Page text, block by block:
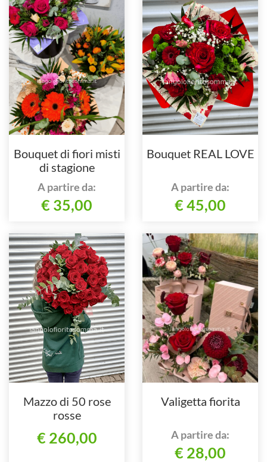
Bouquet di fiori misti
di stagione
A partire da:
€ 35,00
Bouquet REAL LOVE
A partire da:
€ 45,00
Mazzo di 50 rose
rosse
€ 260,00
Valigetta fiorita
A partire da:
€ 28,00